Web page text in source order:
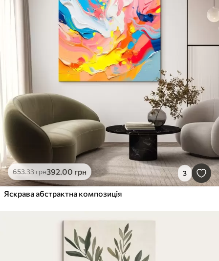
653.33грн392 .00 грн 3
Яскрава абстрактна композиція